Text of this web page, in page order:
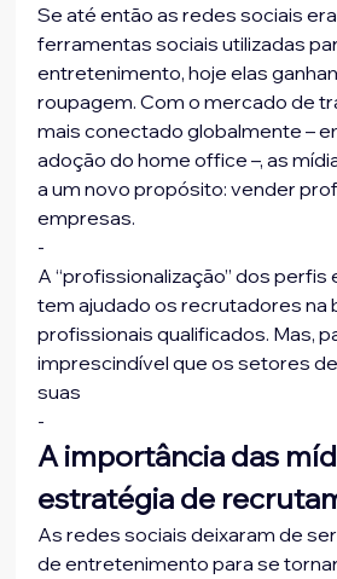
Se até então as redes sociais
ferramentas sociais utilizadas
entretenimento, hoje elas
roupagem. Com o mercado de
mais conectado globalmente –
adoção do home office –, as
a um novo propósito: vender
empresas.
-
A “profissionalização” dos
tem ajudado os recrutadores na
profissionais qualificados. Mas,
imprescindível que os setores
suas
-
A importância das
estratégia de
As redes sociais deixaram de
de entretenimento para se